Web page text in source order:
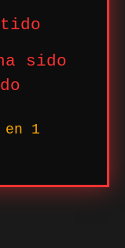
sido
1